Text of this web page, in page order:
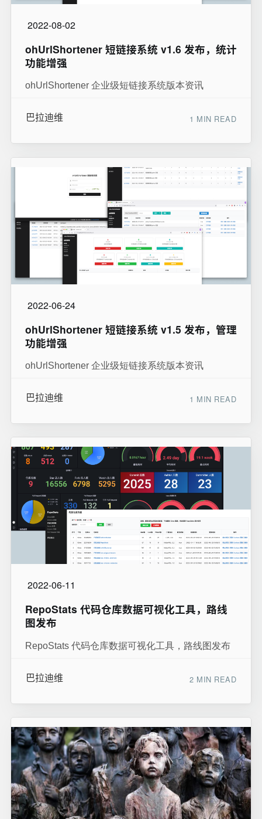
2022-08-02
ohUrlShortener 短链接系统 v1.6 发布，统计
功能增强
ohUrlShortener 企业级短链接系统版本资讯
巴拉迪维 1 MIN READ
2022-06-24
ohUrlShortener 短链接系统 v1.5 发布，管理
功能增强
ohUrlShortener 企业级短链接系统版本资讯
巴拉迪维 1 MIN READ
2022-06-11
RepoStats 代码仓库数据可视化工具，路线
图发布
RepoStats 代码仓库数据可视化工具，路线图发布
巴拉迪维 2 MIN READ